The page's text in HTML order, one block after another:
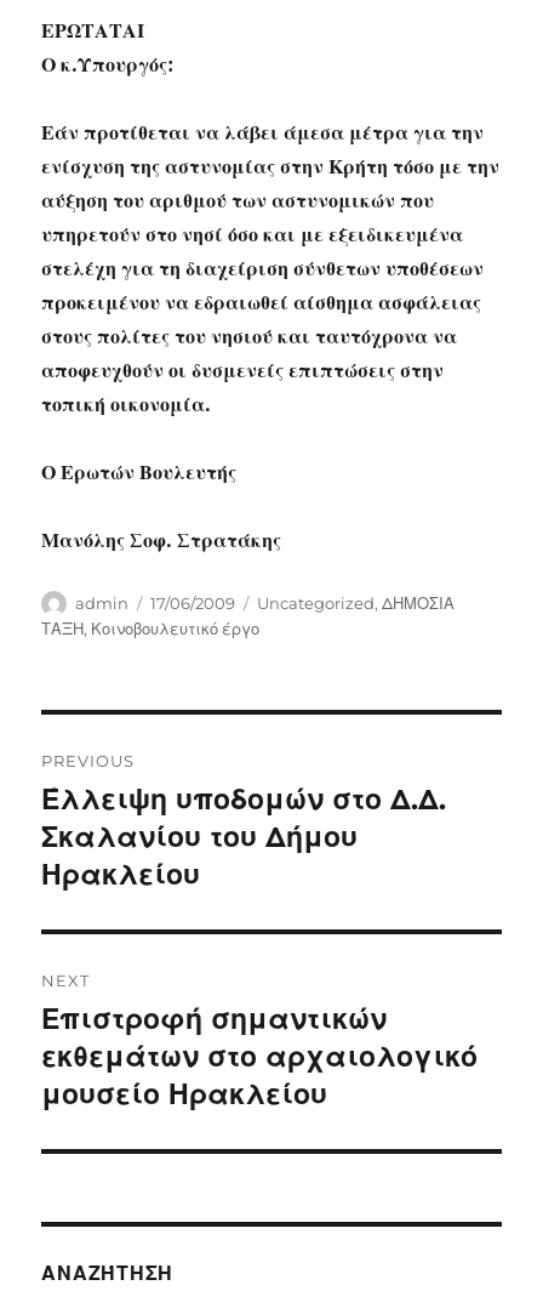
ΕΡΩΤΑΤΑΙ
Ο κ.Υπουργός:
Εάν προτίθεται να λάβει άμεσα μέτρα για την
ενίσχυση της αστυνομίας στην Κρήτη τόσο με την
αύξηση του αριθμού των αστυνομικών που
υπηρετούν στο νησί όσο και με εξειδικευμένα
στελέχη για τη διαχείριση σύνθετων υποθέσεων
προκειμένου να εδραιωθεί αίσθημα ασφάλειας
στους πολίτες του νησιού και ταυτόχρονα να
αποφευχθούν οι δυσμενείς επιπτώσεις στην
τοπική οικονομία.
Ο Ερωτών Βουλευτής
Μανόλης Σοφ. Στρατάκης
Author
admin
Posted
on
17/06/2009 Categories
Uncategorized,ΔΗΜΟΣΙΑ
ΤΑΞΗ, Κοινοβουλευτικό έργο
navigation
PREVIOUS
Previous
post:
Έλλειψη υποδομών στο Δ.Δ.
Σκαλανίου του Δήμου
Ηρακλείου
NEXT
Next
post:
Επιστροφή σημαντικών
εκθεμάτων στο αρχαιολογικό
μουσείο Ηρακλείου
ΑΝΑΖΉΤΗΣΗ